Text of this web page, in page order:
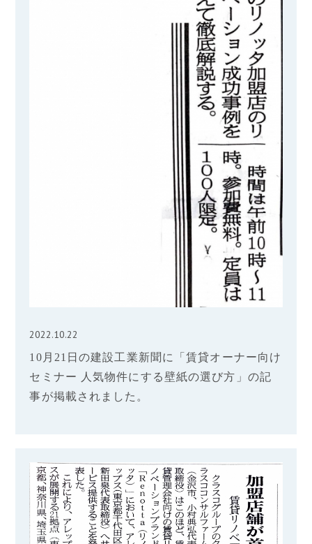
2022.10.22
10月21日の建設工業新聞に「賃貸オーナー向け
セミナー 人気物件にする壁紙の選び方」の記
事が掲載されました。